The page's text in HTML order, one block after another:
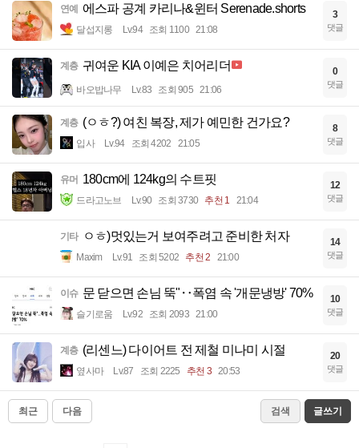
연예 에스파 공계 카리나&윈터 Serenade.shorts
달섭지롱 Lv.94 조회 1100 21:08
3
댓글
계층 귀여운 KIA 이예은 치어리더
바오밥나무 Lv.83 조회 905 21:06
0
댓글
계층 (ㅇㅎ?) 여친 복장, 제가 예민한 건가요?
입사 Lv.94 조회 4202 21:05
8
댓글
유머 180cm에 124kg의 수트핏
드라고노브 Lv.90 조회 3730 추천 1 21:04
12
댓글
기타 ㅇㅎ)멋있는거 보여주려고 준비한 처자
Maxim Lv.91 조회 5202 추천 2 21:00
14
댓글
이슈 문 닫으면 손님 뚝"‥폭염 속 '개문냉방' 70%
슬기로움 Lv.92 조회 2093 21:00
10
댓글
계층 (리센느) 다이어트 전 제철 미나미 시절
옆사마 Lv.87 조회 2225 추천 3 20:53
20
댓글
최근 다음 검색 글쓰기